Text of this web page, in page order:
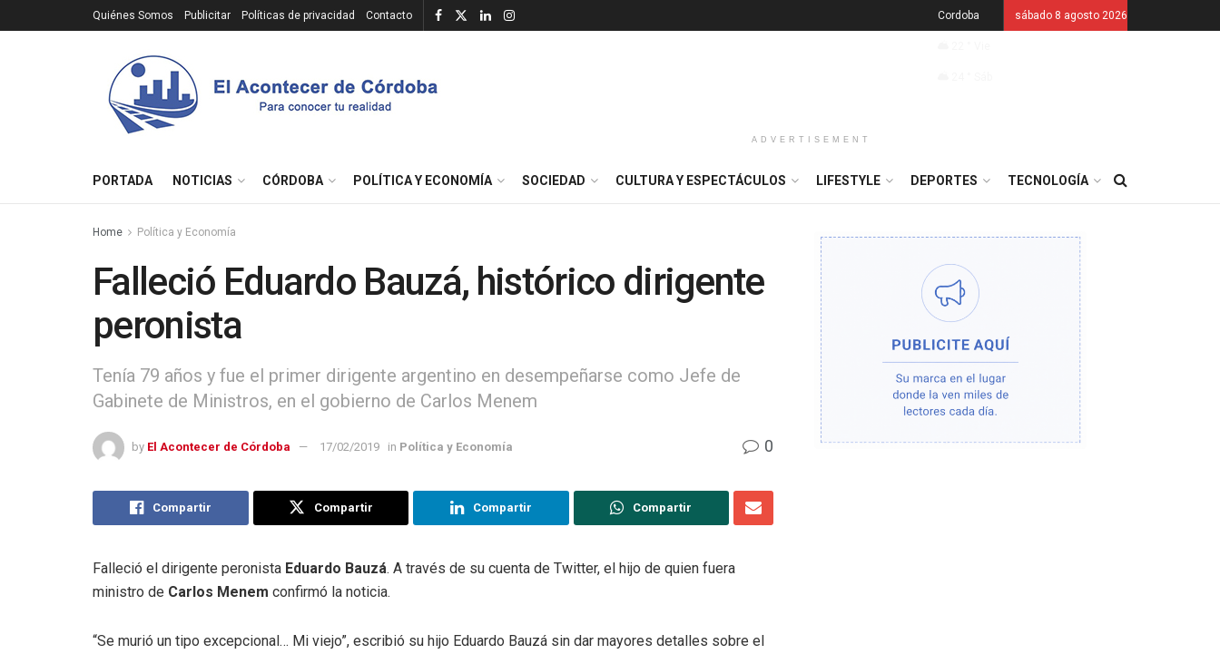
Quiénes Somos Publicitar Políticas de privacidad Contacto Cordoba sábado 8 agosto 2026
ADVERTISEMENT
PORTADA NOTICIAS CÓRDOBA POLÍTICA Y ECONOMÍA SOCIEDAD CULTURA Y ESPECTÁCULOS LIFESTYLE DEPORTES TECNOLOGÍA
Home Política y Economía
Falleció Eduardo Bauzá, histórico dirigente
peronista
Tenía 79 años y fue el primer dirigente argentino en desempeñarse como Jefe de
Gabinete de Ministros, en el gobierno de Carlos Menem
by El Acontecer de Córdoba 17/02/2019 in Política y Economía 0
Compartir Compartir Compartir Compartir
Falleció el dirigente peronista Eduardo Bauzá. A través de su cuenta de Twitter, el hijo de quien fuera
ministro de Carlos Menem confirmó la noticia.
“Se murió un tipo excepcional… Mi viejo”, escribió su hijo Eduardo Bauzá sin dar mayores detalles sobre el